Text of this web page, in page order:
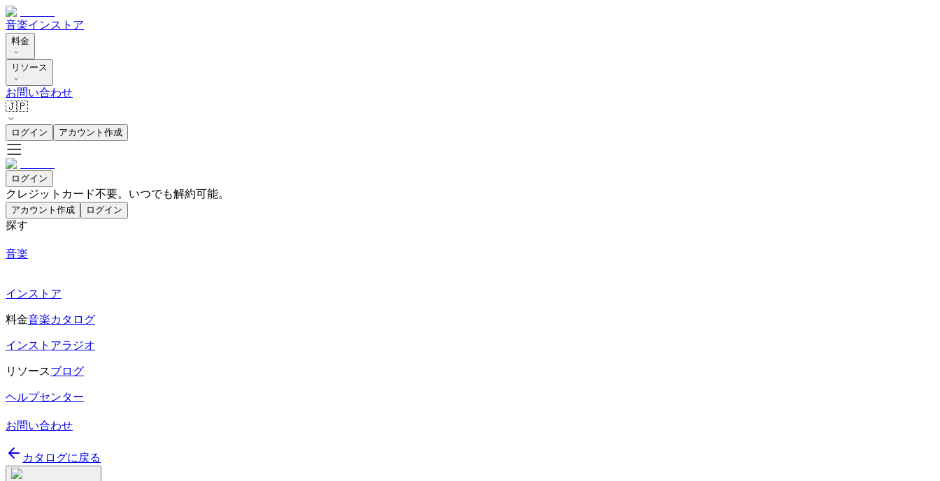
音楽インストア
料金
リソース
お問い合わせ
🇯🇵
ログイン アカウント作成
ログイン
クレジットカード不要。いつでも解約可能。
アカウント作成 ログイン
探す
音楽
インストア
料金音楽カタログ
インストアラジオ
リソースブログ
ヘルプセンター
お問い合わせ
カタログに戻る